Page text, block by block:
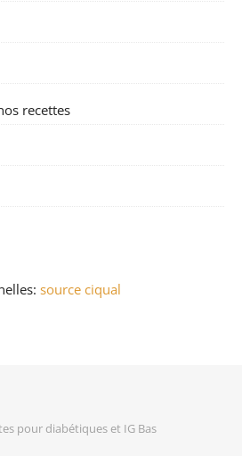
recettes
source ciqual
pour diabétiques et IG Bas